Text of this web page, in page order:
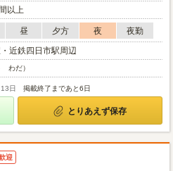
以上
昼 夕方 夜
夜勤
近鉄四日市駅周辺
わだ）
日 掲載終了まであと6日
とりあえず保存
迎